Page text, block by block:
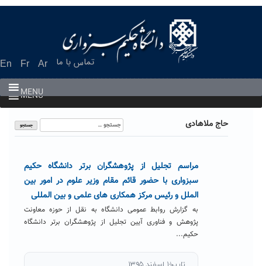
En Fr Ar تماس با ما
MENU
MENU
حاج ملاهادی
جستجو
برای:
مراسم تجلیل از پژوهشگران برتر دانشگاه حکیم
سبزواری با حضور قائم مقام وزیر علوم در امور بین
الملل و رئیس مرکز همکاری های علمی و بین المللی
به گزارش روابط عمومی دانشگاه به نقل از حوزه معاونت
پژوهش و فناوری آیین تجلیل از پژوهشگران برتر دانشگاه
حکیم...